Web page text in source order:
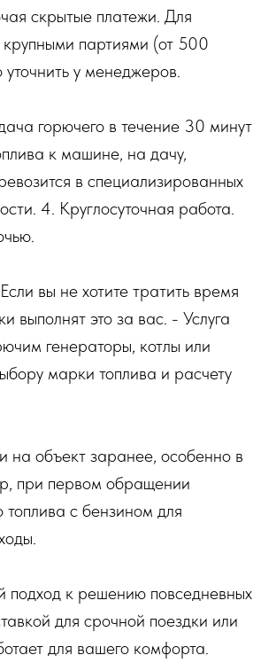
скрытые платежи. Для
крупными партиями (от 500
у менеджеров.
горючего в течение 30 минут
к машине, на дачу,
в специализированных
4. Круглосуточная работа.
вы не хотите тратить время
выполнят это за вас. - Услуга
генераторы, котлы или
марки топлива и расчету
на объект заранее, особенно в
при первом обращении
с бензином для
подход к решению повседневных
для срочной поездки или
для вашего комфорта.